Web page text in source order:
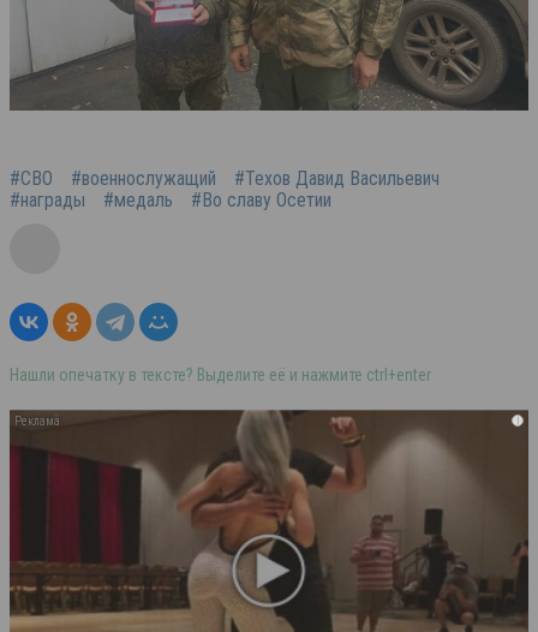
#СВО #военнослужащий
#Техов Давид Васильевич
#награды
#медаль #Во славу Осетии
Нашли опечатку в тексте? Выделите её и нажмите ctrl+enter
i